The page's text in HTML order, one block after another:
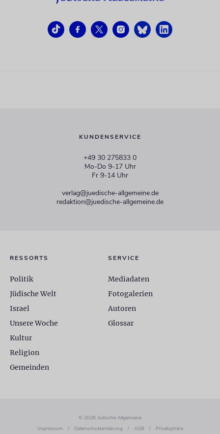
KUNDENSERVICE
+49 30 275833 0
Mo-Do 9-17 Uhr
Fr 9-14 Uhr
verlag@juedische-allgemeine.de
redaktion@juedische-allgemeine.de
RESSORTS
Politik
Jüdische Welt
Israel
Unsere Woche
Kultur
Religion
Gemeinden
SERVICE
Mediadaten
Fotogalerien
Autoren
Glossar
© 2026 Jüdische Allgemeine
Impressum
/ Datenschutzerklärung / AGB / Privatsphäre